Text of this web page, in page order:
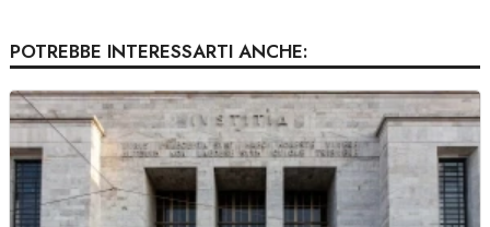
POTREBBE INTERESSARTI ANCHE: